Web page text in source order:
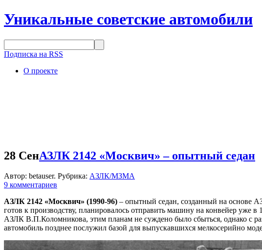
Уникальные советские автомобили
Подписка на RSS
О проекте
28 СенАЗЛК 2142 «Москвич» – опытный седан
Автор: betauser. Рубрика: АЗЛК/МЗМА
9 комментариев
АЗЛК 2142 «Москвич» (1990-96) – опытный седан, созданный на основе
готов к производству, планировалось отправить машину на конвейер уже
АЗЛК В.П.Коломникова, этим планам не суждено было сбыться, однако с
автомобиль позднее послужил базой для выпускавшихся мелкосерийно